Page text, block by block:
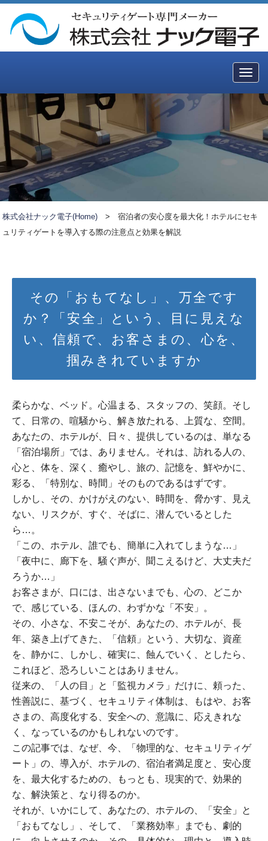
株式会社ナック電子(Home) >宿泊者の安心度を最大化！ホテルにセキ
ュリティゲートを導入する際の注意点と効果を解説
その「おもてなし」、万全です
か？「安全」という、目に見えな
い、信頼で、お客さまの、心を、
掴みきれていますか
柔らかな、ベッド。心温まる、スタッフの、笑顔。そし
て、日常の、喧騒から、解き放たれる、上質な、空間。
あなたの、ホテルが、日々、提供しているのは、単なる
「宿泊場所」では、ありません。それは、訪れる人の、
心と、体を、深く、癒やし、旅の、記憶を、鮮やかに、
彩る、「特別な、時間」そのものであるはずです。
しかし、その、かけがえのない、時間を、脅かす、見え
ない、リスクが、すぐ、そばに、潜んでいるとした
ら…。
「この、ホテル、誰でも、簡単に入れてしまうな…」
「夜中に、廊下を、騒ぐ声が、聞こえるけど、大丈夫だ
ろうか…」
お客さまが、口には、出さないまでも、心の、どこか
で、感じている、ほんの、わずかな「不安」。
その、小さな、不安こそが、あなたの、ホテルが、長
年、築き上げてきた、「信頼」という、大切な、資産
を、静かに、しかし、確実に、蝕んでいく、としたら、
これほど、恐ろしいことはありません。
従来の、「人の目」と「監視カメラ」だけに、頼った、
性善説に、基づく、セキュリティ体制は、もはや、お客
さまの、高度化する、安全への、意識に、応えきれな
く、なっているのかもしれないのです。
この記事では、なぜ、今、「物理的な、セキュリティゲ
ート」の、導入が、ホテルの、宿泊者満足度と、安心度
を、最大化するための、もっとも、現実的で、効果的
な、解決策と、なり得るのか。
それが、いかにして、あなたの、ホテルの、「安全」と
「おもてなし」、そして、「業務効率」までも、劇的